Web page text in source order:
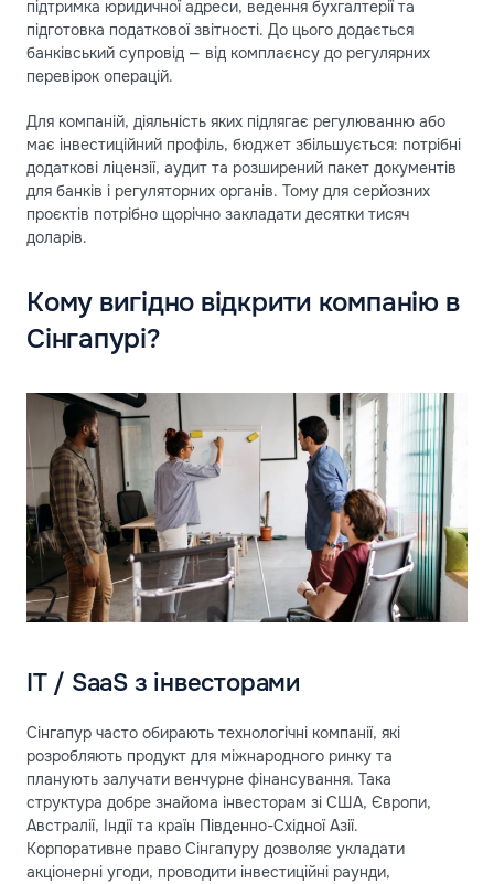
підтримка юридичної адреси, ведення бухгалтерії та
підготовка податкової звітності. До цього додається
банківський супровід — від комплаєнсу до регулярних
перевірок операцій.
Для компаній, діяльність яких підлягає регулюванню або
має інвестиційний профіль, бюджет збільшується: потрібні
додаткові ліцензії, аудит та розширений пакет документів
для банків і регуляторних органів. Тому для серйозних
проєктів потрібно щорічно закладати десятки тисяч
доларів.
Кому вигідно відкрити компанію в
Сінгапурі?
IT / SaaS з інвесторами
Сінгапур часто обирають технологічні компанії, які
розробляють продукт для міжнародного ринку та
планують залучати венчурне фінансування. Така
структура добре знайома інвесторам зі США, Європи,
Австралії, Індії та країн Південно-Східної Азії.
Корпоративне право Сінгапуру дозволяє укладати
акціонерні угоди, проводити інвестиційні раунди,